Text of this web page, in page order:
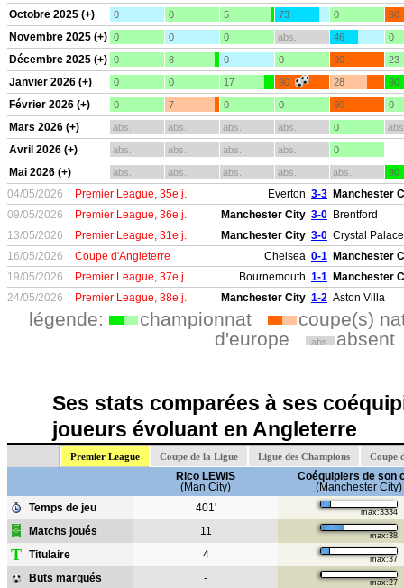
Octobre 2025 (+) 0 0 5 73 0 90
Novembre 2025 (+) 0 0 0 abs. 46 0
Décembre 2025 (+) 0 8 0 0 90 23
Janvier 2026 (+) 0 0 17 90 28 90
Février 2026 (+) 0 7 0 0 90 0
Mars 2026 (+) abs. abs. abs. abs. 0
Avril 2026 (+) abs. abs. abs. abs. 0
Mai 2026 (+) abs. abs. abs. abs. abs. 90
04/05/2026 Premier League, 35e j. Everton 3-3 Manchester
09/05/2026
Premier League, 36e j. Manchester City 3-0 Brentford
13/05/2026
Premier League, 31e j. Manchester City 3-0 Crystal Palace
16/05/2026
Coupe d'Angleterre Chelsea 0-1 Manchester
19/05/2026
Premier League, 37e j. Bournemouth 1-1 Manchester
24/05/2026
Premier League, 38e j. Manchester City 1-2 Aston Villa
légende: championnat
coupe(s)
d'europe
abs. absent
Ses stats comparées à ses
joueurs évoluant en Angleterre
Premier League Coupe de la Ligue Ligue des Champions Coupe
Rico LEWIS
(Man City)
Coéquipiers de son
(Manchester City)
Temps de jeu
401' max:3334
Matchs joués 11 max:38
T Titulaire 4 max:37
Buts marqués - max:27